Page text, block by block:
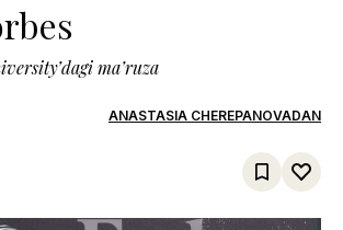
ma’ruza
ANASTASIA CHEREPANOVADAN